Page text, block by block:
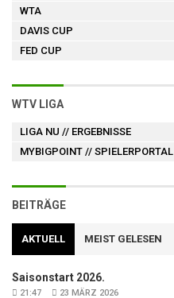
WTA
DAVIS CUP
FED CUP
WTV LIGA
LIGA NU // ERGEBNISSE
MYBIGPOINT // SPIELERPORTAL
BEITRÄGE
AKTUELL MEIST GELESEN
Saisonstart 2026.
21:47 23 MÄRZ 2026